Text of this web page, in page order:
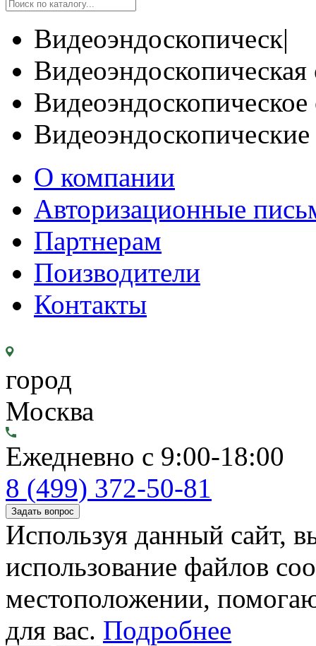
Видеоэндоскопическ|
Видеоэндоскопическая
О компании
Авторизационные
Партнерам
Поизводители
Контакты
город
Москва
Ежедневно с 9:00-18:00
8 (499) 372-50-81
Задать вопрос
Используя данный сайт,
использование файлов
местоположении,
для вас. Подробнее